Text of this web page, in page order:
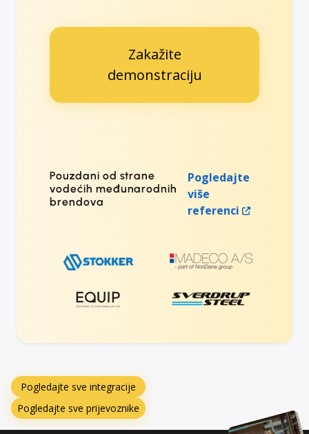
Zakažite
demonstraciju
Pouzdani od strane
vodećih međunarodnih
brendova
Pogledajte
više
referenci
Pogledajte sve integracije
Pogledajte sve prijevoznike